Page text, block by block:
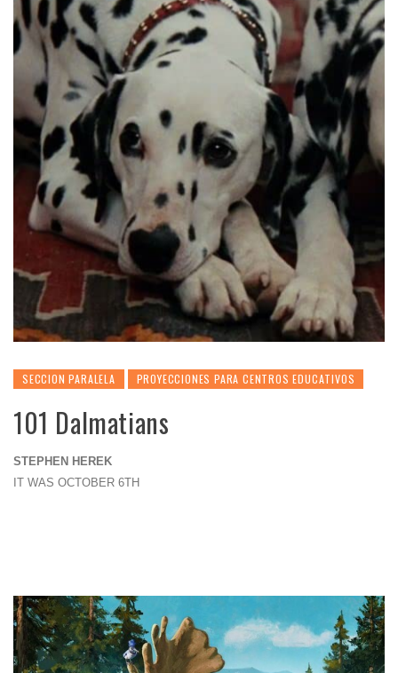
SECCION PARALELA PROYECCIONES PARA CENTROS EDUCATIVOS
101 Dalmatians
STEPHEN HEREK
IT WAS OCTOBER 6TH